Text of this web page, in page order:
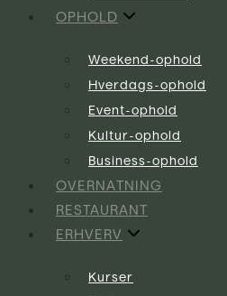
OPHOLD
Weekend-ophold
Hverdags-ophold
Event-ophold
Kultur-ophold
Business-ophold
OVERNATNING
RESTAURANT
ERHVERV
Kurser